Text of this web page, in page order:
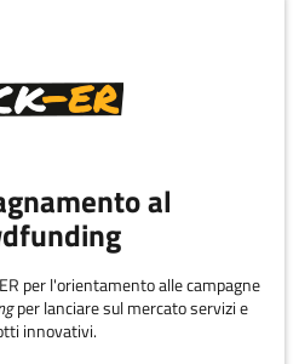
al
per l'orientamento alle campagne
per lanciare sul mercato servizi e
innovativi.